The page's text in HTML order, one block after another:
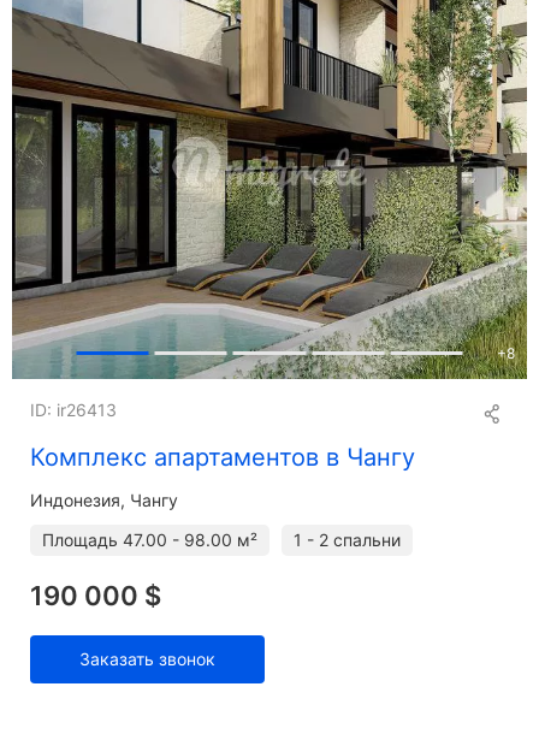
+8
Комплекс апартаментов в Чангу
ID: ir26413
Индонезия, Чангу
Площадь 47.00 - 98.00 м² 1 - 2 спальни
190 000 $
Заказать звонок